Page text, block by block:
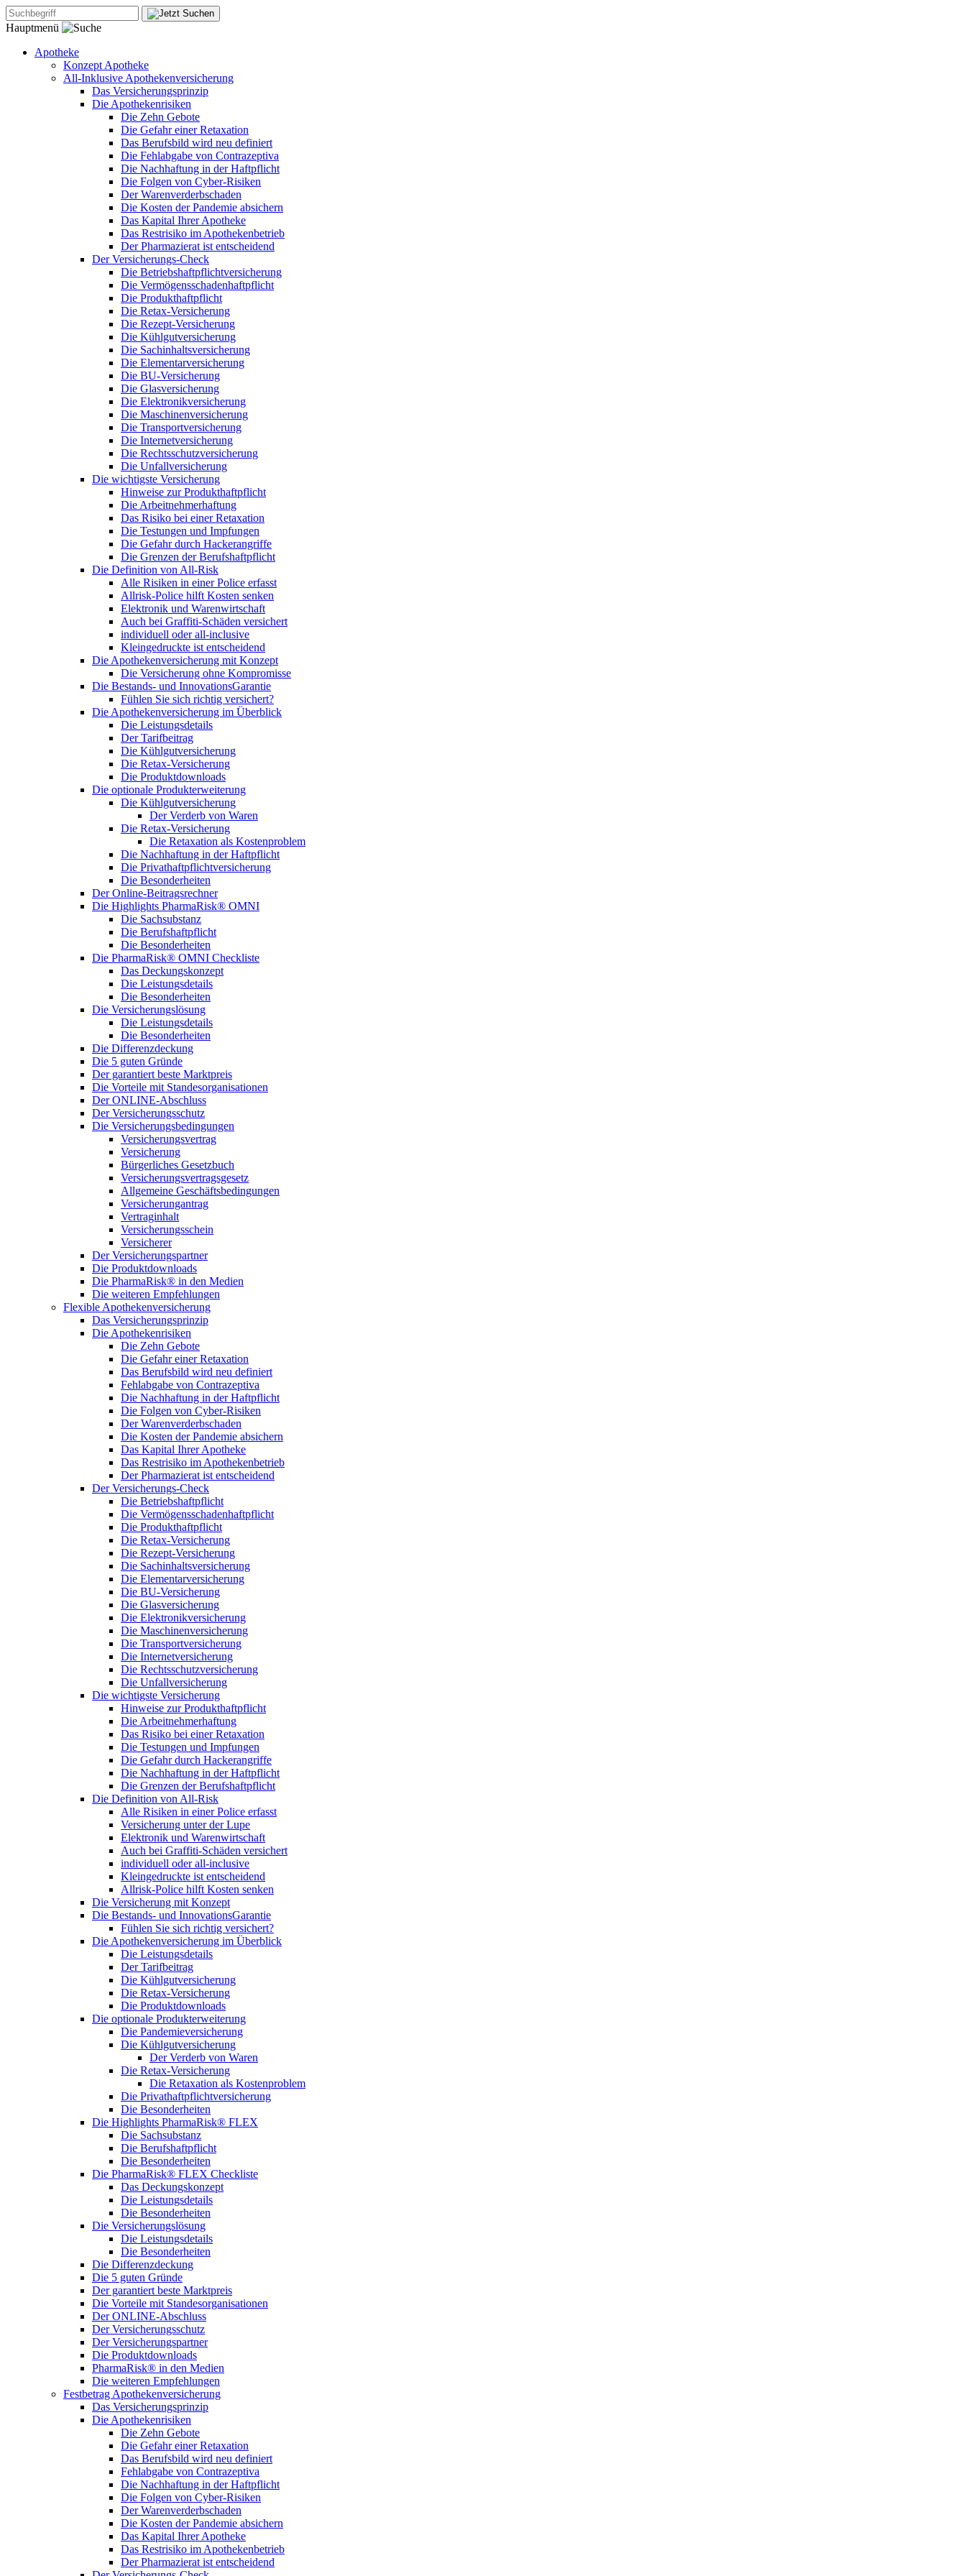
Hauptmenü
Apotheke
Konzept Apotheke
All-Inklusive Apothekenversicherung
Das Versicherungsprinzip
Die Apothekenrisiken
Die Zehn Gebote
Die Gefahr einer Retaxation
Das Berufsbild wird neu definiert
Die Fehlabgabe von Contrazeptiva
Die Nachhaftung in der Haftpflicht
Die Folgen von Cyber-Risiken
Der Warenverderbschaden
Die Kosten der Pandemie absichern
Das Kapital Ihrer Apotheke
Das Restrisiko im Apothekenbetrieb
Der Pharmazierat ist entscheidend
Der Versicherungs-Check
Die Betriebshaftpflichtversicherung
Die Vermögensschadenhaftpflicht
Die Produkthaftpflicht
Die Retax-Versicherung
Die Rezept-Versicherung
Die Kühlgutversicherung
Die Sachinhaltsversicherung
Die Elementarversicherung
Die BU-Versicherung
Die Glasversicherung
Die Elektronikversicherung
Die Maschinenversicherung
Die Transportversicherung
Die Internetversicherung
Die Rechtsschutzversicherung
Die Unfallversicherung
Die wichtigste Versicherung
Hinweise zur Produkthaftpflicht
Die Arbeitnehmerhaftung
Das Risiko bei einer Retaxation
Die Testungen und Impfungen
Die Gefahr durch Hackerangriffe
Die Grenzen der Berufshaftpflicht
Die Definition von All-Risk
Alle Risiken in einer Police erfasst
Allrisk-Police hilft Kosten senken
Elektronik und Warenwirtschaft
Auch bei Graffiti-Schäden versichert
individuell oder all-inclusive
Kleingedruckte ist entscheidend
Die Apothekenversicherung mit Konzept
Die Versicherung ohne Kompromisse
Die Bestands- und InnovationsGarantie
Fühlen Sie sich richtig versichert?
Die Apothekenversicherung im Überblick
Die Leistungsdetails
Der Tarifbeitrag
Die Kühlgutversicherung
Die Retax-Versicherung
Die Produktdownloads
Die optionale Produkterweiterung
Die Kühlgutversicherung
Der Verderb von Waren
Die Retax-Versicherung
Die Retaxation als Kostenproblem
Die Nachhaftung in der Haftpflicht
Die Privathaftpflichtversicherung
Die Besonderheiten
Der Online-Beitragsrechner
Die Highlights PharmaRisk® OMNI
Die Sachsubstanz
Die Berufshaftpflicht
Die Besonderheiten
Die PharmaRisk® OMNI Checkliste
Das Deckungskonzept
Die Leistungsdetails
Die Besonderheiten
Die Versicherungslösung
Die Leistungsdetails
Die Besonderheiten
Die Differenzdeckung
Die 5 guten Gründe
Der garantiert beste Marktpreis
Die Vorteile mit Standesorganisationen
Der ONLINE-Abschluss
Der Versicherungsschutz
Die Versicherungsbedingungen
Versicherungsvertrag
Versicherung
Bürgerliches Gesetzbuch
Versicherungsvertragsgesetz
Allgemeine Geschäftsbedingungen
Versicherungantrag
Vertraginhalt
Versicherungsschein
Versicherer
Der Versicherungspartner
Die Produktdownloads
Die PharmaRisk® in den Medien
Die weiteren Empfehlungen
Flexible Apothekenversicherung
Das Versicherungsprinzip
Die Apothekenrisiken
Die Zehn Gebote
Die Gefahr einer Retaxation
Das Berufsbild wird neu definiert
Fehlabgabe von Contrazeptiva
Die Nachhaftung in der Haftpflicht
Die Folgen von Cyber-Risiken
Der Warenverderbschaden
Die Kosten der Pandemie absichern
Das Kapital Ihrer Apotheke
Das Restrisiko im Apothekenbetrieb
Der Pharmazierat ist entscheidend
Der Versicherungs-Check
Die Betriebshaftpflicht
Die Vermögensschadenhaftpflicht
Die Produkthaftpflicht
Die Retax-Versicherung
Die Rezept-Versicherung
Die Sachinhaltsversicherung
Die Elementarversicherung
Die BU-Versicherung
Die Glasversicherung
Die Elektronikversicherung
Die Maschinenversicherung
Die Transportversicherung
Die Internetversicherung
Die Rechtsschutzversicherung
Die Unfallversicherung
Die wichtigste Versicherung
Hinweise zur Produkthaftpflicht
Die Arbeitnehmerhaftung
Das Risiko bei einer Retaxation
Die Testungen und Impfungen
Die Gefahr durch Hackerangriffe
Die Nachhaftung in der Haftpflicht
Die Grenzen der Berufshaftpflicht
Die Definition von All-Risk
Alle Risiken in einer Police erfasst
Versicherung unter der Lupe
Elektronik und Warenwirtschaft
Auch bei Graffiti-Schäden versichert
individuell oder all-inclusive
Kleingedruckte ist entscheidend
Allrisk-Police hilft Kosten senken
Die Versicherung mit Konzept
Die Bestands- und InnovationsGarantie
Fühlen Sie sich richtig versichert?
Die Apothekenversicherung im Überblick
Die Leistungsdetails
Der Tarifbeitrag
Die Kühlgutversicherung
Die Retax-Versicherung
Die Produktdownloads
Die optionale Produkterweiterung
Die Pandemieversicherung
Die Kühlgutversicherung
Der Verderb von Waren
Die Retax-Versicherung
Die Retaxation als Kostenproblem
Die Privathaftpflichtversicherung
Die Besonderheiten
Die Highlights PharmaRisk® FLEX
Die Sachsubstanz
Die Berufshaftpflicht
Die Besonderheiten
Die PharmaRisk® FLEX Checkliste
Das Deckungskonzept
Die Leistungsdetails
Die Besonderheiten
Die Versicherungslösung
Die Leistungsdetails
Die Besonderheiten
Die Differenzdeckung
Die 5 guten Gründe
Der garantiert beste Marktpreis
Die Vorteile mit Standesorganisationen
Der ONLINE-Abschluss
Der Versicherungsschutz
Der Versicherungspartner
Die Produktdownloads
PharmaRisk® in den Medien
Die weiteren Empfehlungen
Festbetrag Apothekenversicherung
Das Versicherungsprinzip
Die Apothekenrisiken
Die Zehn Gebote
Die Gefahr einer Retaxation
Das Berufsbild wird neu definiert
Fehlabgabe von Contrazeptiva
Die Nachhaftung in der Haftpflicht
Die Folgen von Cyber-Risiken
Der Warenverderbschaden
Die Kosten der Pandemie absichern
Das Kapital Ihrer Apotheke
Das Restrisiko im Apothekenbetrieb
Der Pharmazierat ist entscheidend